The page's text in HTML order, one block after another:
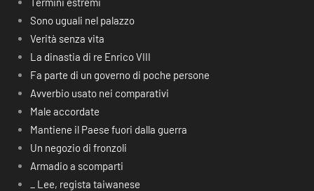
Sono uguali nel palazzo
Verità senza vita
La dinastia di re Enrico VIII
Fa parte di un governo di poche persone
Avverbio usato nei comparativi
Male accordate
Mantiene il Paese fuori dalla guerra
Un negozio di fronzoli
Armadio a scomparti
_ Lee, regista taiwanese